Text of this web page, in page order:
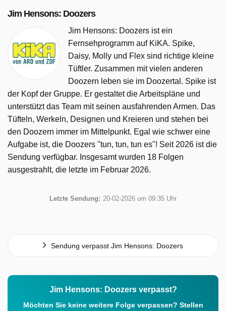
Jim Hensons: Doozers
Jim Hensons: Doozers ist ein
Fernsehprogramm auf KiKA. Spike,
Daisy, Molly und Flex sind richtige kleine
Tüftler. Zusammen mit vielen anderen
Doozern leben sie im Doozertal. Spike ist
der Kopf der Gruppe. Er gestaltet die Arbeitspläne und
unterstützt das Team mit seinen ausfahrenden Armen. Das
Tüfteln, Werkeln, Designen und Kreieren und stehen bei
den Doozern immer im Mittelpunkt. Egal wie schwer eine
Aufgabe ist, die Doozers "tun, tun, tun es"! Seit 2026 ist die
Sendung verfügbar. Insgesamt wurden 18 Folgen
ausgestrahlt, die letzte im Februar 2026.
Letzte Sendung: 20-02-2026 um 09:35 Uhr
Sendung verpasst Jim Hensons: Doozers
Jim Hensons: Doozers verpasst?
Möchten Sie keine weitere Folge verpassen? Stellen